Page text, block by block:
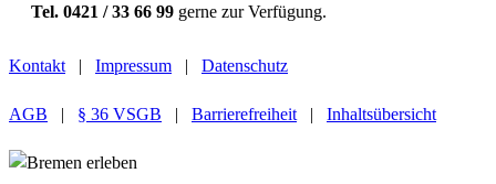
Tel. 0421 / 33 66 99 gerne zur Verfügung.
Kontakt | Impressum | Datenschutz
AGB | § 36 VSGB | Barrierefreiheit | Inhaltsübersicht